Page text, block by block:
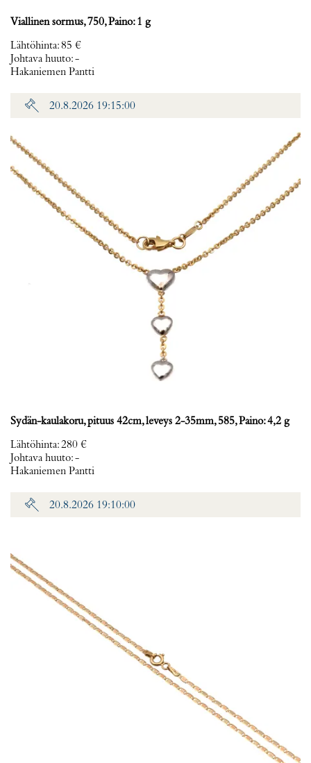
Viallinen sormus, 750, Paino: 1 g
Lähtöhinta:85 €
Johtava huuto:-
Hakaniemen Pantti
20.8.2026 19:15:00
Sydän-kaulakoru, pituus 42cm, leveys 2-35mm, 585, Paino: 4,2 g
Lähtöhinta:280 €
Johtava huuto:-
Hakaniemen Pantti
20.8.2026 19:10:00